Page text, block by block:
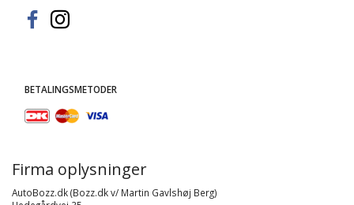
BETALINGSMETODER
Firma oplysninger
AutoBozz.dk (Bozz.dk v/ Martin Gavlshøj Berg)